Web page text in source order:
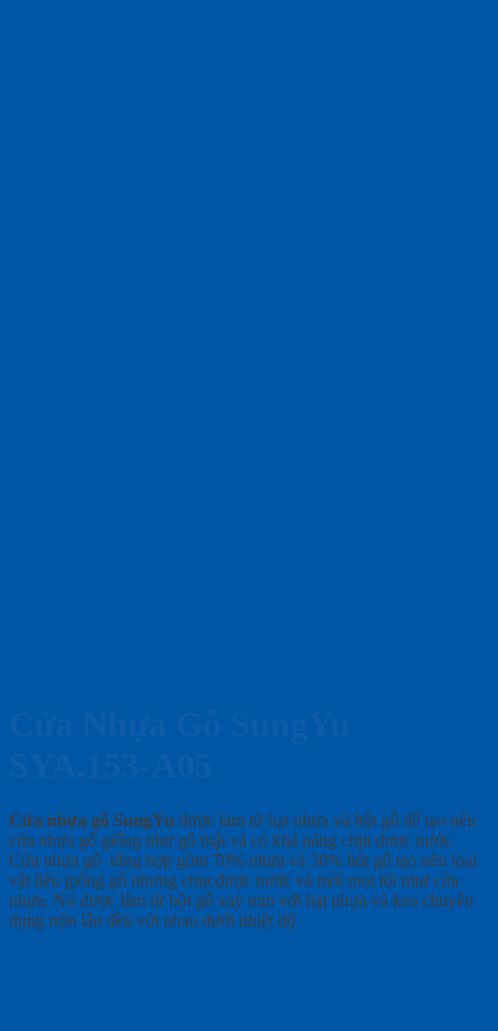
Cửa nhựa gỗ SungYu được làm từ hạt nhựa và bột gỗ để tạo nên
cửa nhựa gỗ giống như gỗ thật và có khả năng chịu được nước.
Cửa nhựa gỗ tổng hợp gồm 70% nhựa và 30% bột gỗ tạo nên loại
vật liệu giống gỗ nhưng chịu được nước và mối mọt tốt như cửa
nhựa. Nó được làm từ bột gỗ xay mịn với hạt nhựa và keo chuyên
dụng trộn lẫn đều với nhau dưới nhiệt độ